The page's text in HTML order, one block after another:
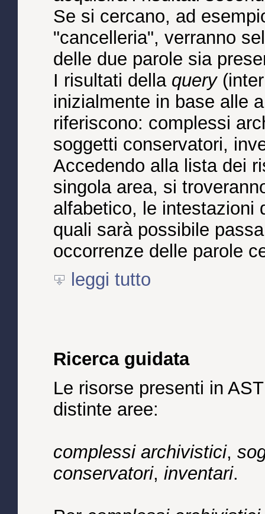
Se si cercano, ad
"cancelleria", verranno
delle due parole sia
I risultati della query
inizialmente in base alle
riferiscono: complessi
soggetti conservatori,
Accedendo alla lista dei
singola area, si
alfabetico, le intestazioni
quali sarà possibile
occorrenze delle parole
leggi tutto
Ricerca guidata
Le risorse presenti in
distinte aree:
complessi archivistici,
conservatori, inventari.